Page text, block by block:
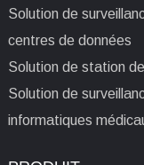
Solution de
centres de données
Solution de station
Solution de
informatiques